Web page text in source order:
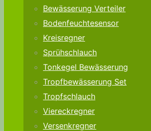
Bewässerung Verteiler
Bodenfeuchtesensor
Kreisregner
Sprühschlauch
Tonkegel Bewässerung
Tropfbewässerung Set
Tropfschlauch
Viereckregner
Versenkregner